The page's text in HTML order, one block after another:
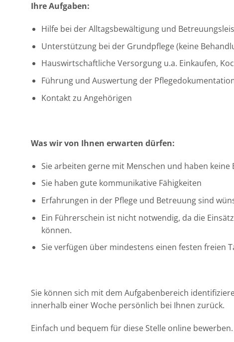
Ihre Aufgaben:
Hilfe bei der Alltagsbewältigung und
Unterstützung bei der Grundpflege (keine
Hauswirtschaftliche Versorgung u.a. Einkaufen,
Führung und Auswertung der
Kontakt zu Angehörigen
Was wir von Ihnen erwarten dürfen:
Sie arbeiten gerne mit Menschen und haben
Sie haben gute kommunikative Fähigkeiten
Erfahrungen in der Pflege und Betreuung sind
Ein Führerschein ist nicht notwendig, da die
können.
Sie verfügen über mindestens einen festen freien
Sie können sich mit dem Aufgabenbereich
innerhalb einer Woche persönlich bei Ihnen zurück.
Einfach und bequem für diese Stelle online